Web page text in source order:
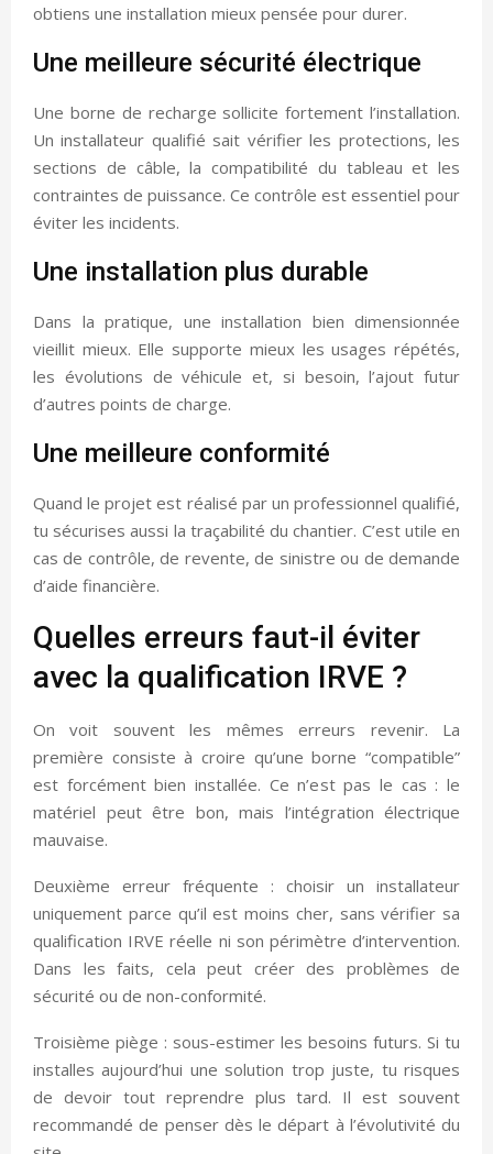
obtiens une installation mieux pensée pour durer.
Une meilleure sécurité électrique
Une borne de recharge sollicite fortement l’installation.
Un installateur qualifié sait vérifier les protections, les
sections de câble, la compatibilité du tableau et les
contraintes de puissance. Ce contrôle est essentiel pour
éviter les incidents.
Une installation plus durable
Dans la pratique, une installation bien dimensionnée
vieillit mieux. Elle supporte mieux les usages répétés,
les évolutions de véhicule et, si besoin, l’ajout futur
d’autres points de charge.
Une meilleure conformité
Quand le projet est réalisé par un professionnel qualifié,
tu sécurises aussi la traçabilité du chantier. C’est utile en
cas de contrôle, de revente, de sinistre ou de demande
d’aide financière.
Quelles erreurs faut-il éviter
avec la qualification IRVE ?
On voit souvent les mêmes erreurs revenir. La
première consiste à croire qu’une borne “compatible”
est forcément bien installée. Ce n’est pas le cas : le
matériel peut être bon, mais l’intégration électrique
mauvaise.
Deuxième erreur fréquente : choisir un installateur
uniquement parce qu’il est moins cher, sans vérifier sa
qualification IRVE réelle ni son périmètre d’intervention.
Dans les faits, cela peut créer des problèmes de
sécurité ou de non-conformité.
Troisième piège : sous-estimer les besoins futurs. Si tu
installes aujourd’hui une solution trop juste, tu risques
de devoir tout reprendre plus tard. Il est souvent
recommandé de penser dès le départ à l’évolutivité du